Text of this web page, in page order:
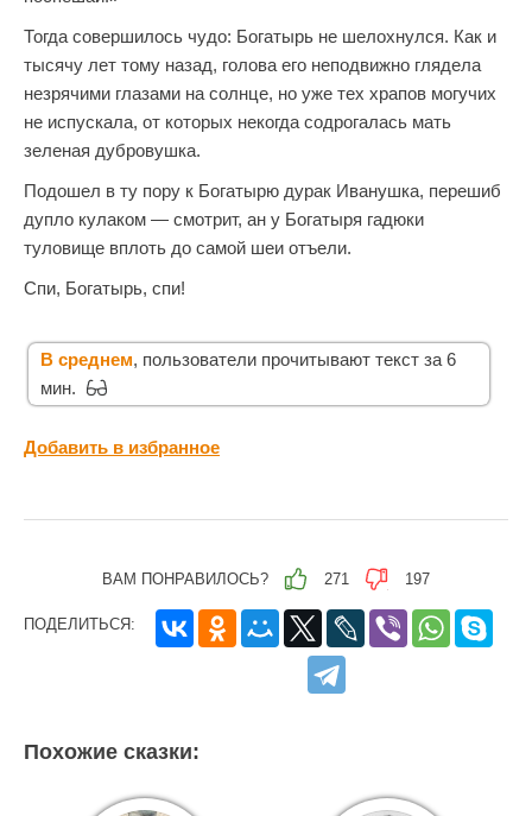
Тогда совершилось чудо: Богатырь не шелохнулся. Как и
тысячу лет тому назад, голова его неподвижно глядела
незрячими глазами на солнце, но уже тех храпов могучих
не испускала, от которых некогда содрогалась мать
зеленая дубровушка.
Подошел в ту пору к Богатырю дурак Иванушка, перешиб
дупло кулаком — смотрит, ан у Богатыря гадюки
туловище вплоть до самой шеи отъели.
Спи, Богатырь, спи!
В среднем, пользователи прочитывают текст за 6
мин.
Добавить в избранное
ВАМ ПОНРАВИЛОСЬ? 271 197
ПОДЕЛИТЬСЯ:
Похожие сказки: